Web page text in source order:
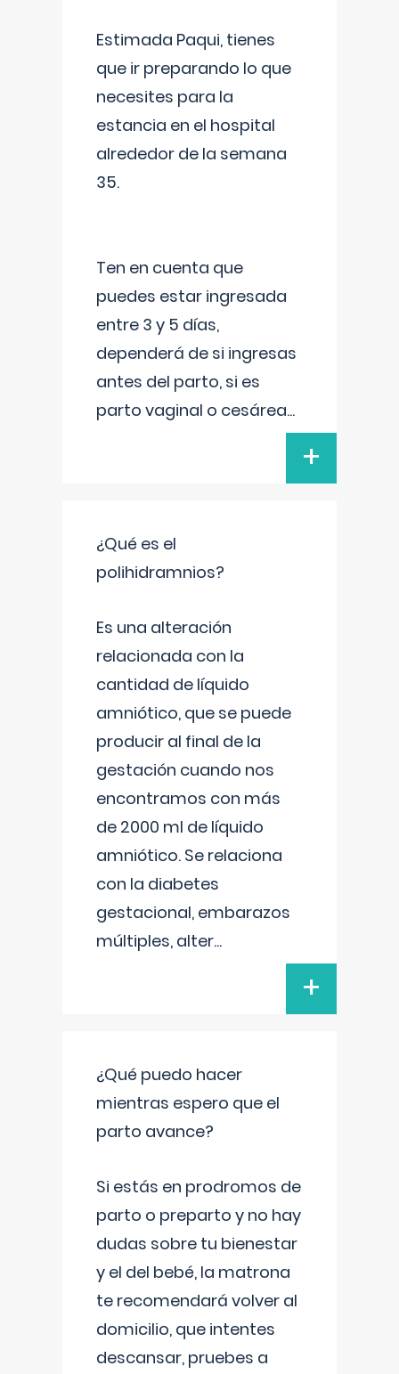
Estimada Paqui, tienes
que ir preparando lo que
necesites para la
estancia en el hospital
alrededor de la semana
35.
Ten en cuenta que
puedes estar ingresada
entre 3 y 5 días,
dependerá de si ingresas
antes del parto, si es
parto vaginal o cesárea...
+
¿Qué es el
polihidramnios?
Es una alteración
relacionada con la
cantidad de líquido
amniótico, que se puede
producir al final de la
gestación cuando nos
encontramos con más
de 2000 ml de líquido
amniótico. Se relaciona
con la diabetes
gestacional, embarazos
múltiples, alter...
+
¿Qué puedo hacer
mientras espero que el
parto avance?
Si estás en prodromos de
parto o preparto y no hay
dudas sobre tu bienestar
y el del bebé, la matrona
te recomendará volver al
domicilio, que intentes
descansar, pruebes a